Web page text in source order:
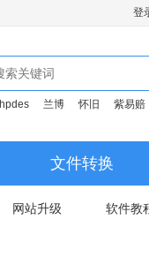
登
hpdes 兰博 怀旧 紫易赔
文件转换
网站升级 软件教